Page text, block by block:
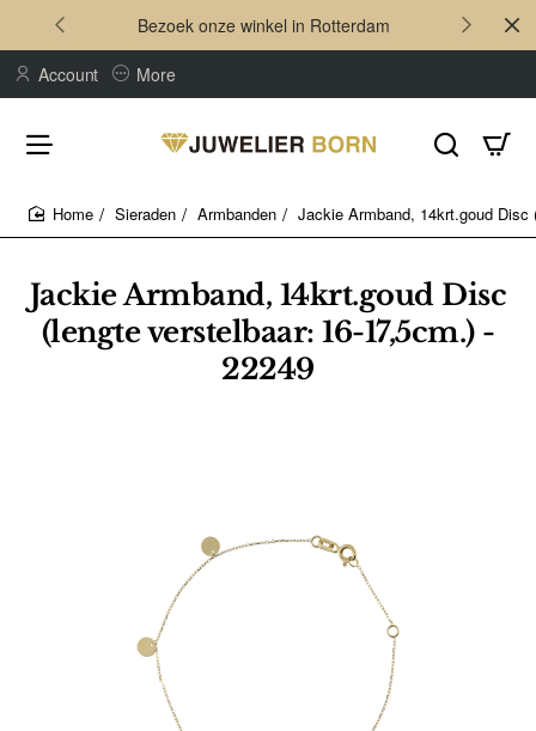
Bezoek onze winkel in Rotterdam
Account More
Jackie Armband, 14krt.goud Disc
(lengte verstelbaar: 16-17,5cm.) -
22249
Sieraden Armbanden Jackie Armband, 14krt.goud